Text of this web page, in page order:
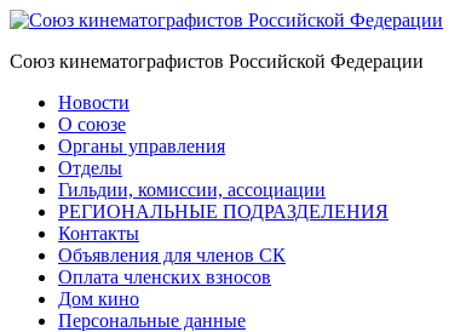
Союз кинематографистов Российской Федерации
Новости
О союзе
Органы управления
Отделы
Гильдии, комиссии, ассоциации
РЕГИОНАЛЬНЫЕ ПОДРАЗДЕЛЕНИЯ
Контакты
Объявления для членов СК
Оплата членских взносов
Дом кино
Персональные данные